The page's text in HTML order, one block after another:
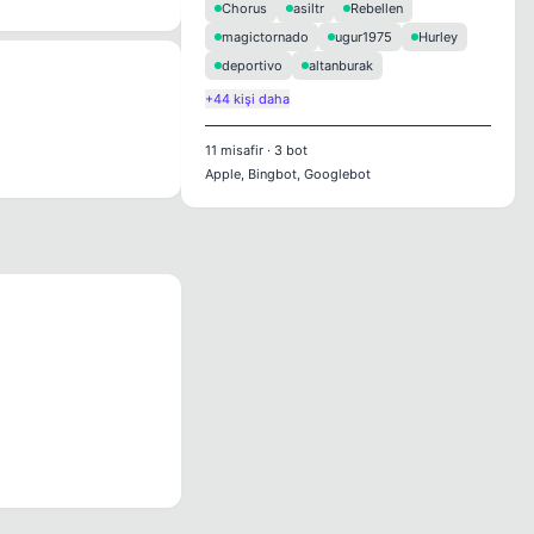
Chorus asiltr
Rebellen
magictornado
ugur1975
Hurley
deportivo
altanburak
+44 kişi daha
11 misafir · 3 bot
Apple, Bingbot, Googlebot